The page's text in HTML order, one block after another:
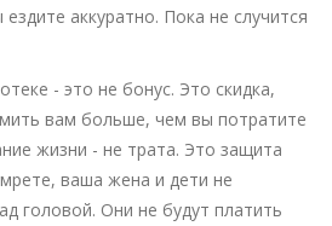
аккуратно. Пока не случится
- это не бонус. Это скидка,
вам больше, чем вы потратите
жизни - не трата. Это защита
ваша жена и дети не
головой. Они не будут платить